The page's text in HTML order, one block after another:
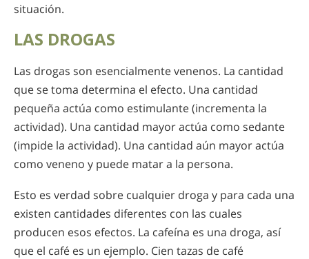
situación.
LAS DROGAS
Las drogas son esencialmente venenos. La cantidad
que se toma determina el efecto. Una cantidad
pequeña actúa como estimulante (incrementa la
actividad). Una cantidad mayor actúa como sedante
(impide la actividad). Una cantidad aún mayor actúa
como veneno y puede matar a la persona.
Esto es verdad sobre cualquier droga y para cada una
existen cantidades diferentes con las cuales
producen esos efectos. La cafeína es una droga, así
que el café es un ejemplo. Cien tazas de café